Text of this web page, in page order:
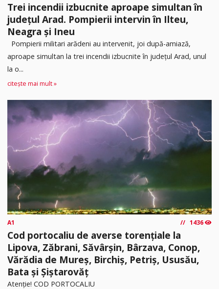
Trei incendii izbucnite aproape simultan în
județul Arad. Pompierii intervin în Ilteu,
Neagra și Ineu
Pompierii militari arădeni au intervenit, joi după-amiază,
aproape simultan la trei incendii izbucnite în județul Arad, unul
la o...
citește mai mult »
A1 1436
Cod portocaliu de averse torențiale la
Lipova, Zăbrani, Săvârșin, Bârzava, Conop,
Vărădia de Mureș, Birchiș, Petriș, Ususău,
Bata și Șiștarovăț
Atenție! COD PORTOCALIU